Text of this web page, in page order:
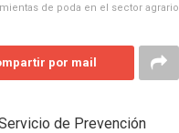
de poda en el sector agrario
por mail
de Prevención